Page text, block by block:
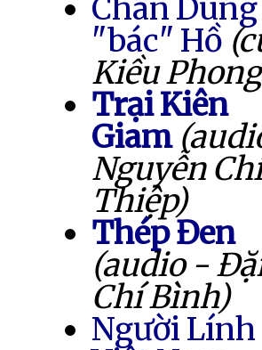
Chân Dung
"bác" Hồ
Kiều
Trại Kiên
Giam
Nguyễn Chí
Thiệp)
Thép Đen
(audio -
Chí Bình)
Người Lính